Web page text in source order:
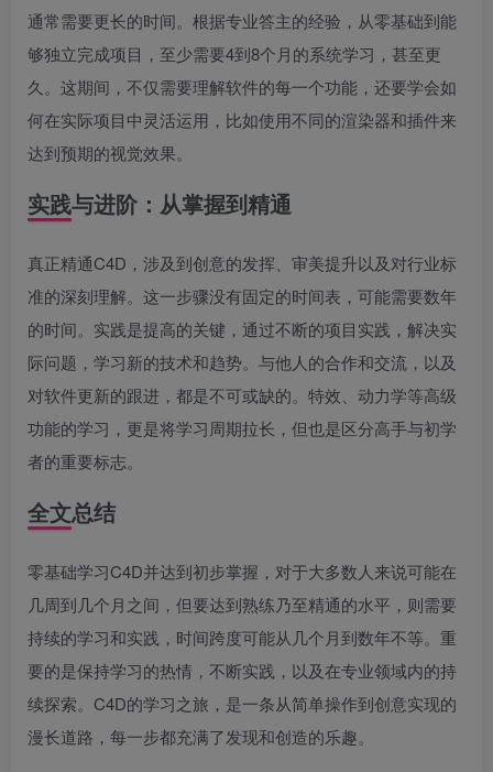
通常需要更长的时间。根据专业答主的经验，从零基础到能
够独立完成项目，至少需要4到8个月的系统学习，甚至更
久。这期间，不仅需要理解软件的每一个功能，还要学会如
何在实际项目中灵活运用，比如使用不同的渲染器和插件来
达到预期的视觉效果。
实践与进阶：从掌握到精通
真正精通C4D，涉及到创意的发挥、审美提升以及对行业标
准的深刻理解。这一步骤没有固定的时间表，可能需要数年
的时间。实践是提高的关键，通过不断的项目实践，解决实
际问题，学习新的技术和趋势。与他人的合作和交流，以及
对软件更新的跟进，都是不可或缺的。特效、动力学等高级
功能的学习，更是将学习周期拉长，但也是区分高手与初学
者的重要标志。
全文总结
零基础学习C4D并达到初步掌握，对于大多数人来说可能在
几周到几个月之间，但要达到熟练乃至精通的水平，则需要
持续的学习和实践，时间跨度可能从几个月到数年不等。重
要的是保持学习的热情，不断实践，以及在专业领域内的持
续探索。C4D的学习之旅，是一条从简单操作到创意实现的
漫长道路，每一步都充满了发现和创造的乐趣。